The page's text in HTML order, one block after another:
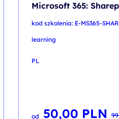
Microsoft 365:
kod szkolenia: E-MS365-
learning
PL
od
Pierwotna
cena50,00 PLN
Aktualna
cena